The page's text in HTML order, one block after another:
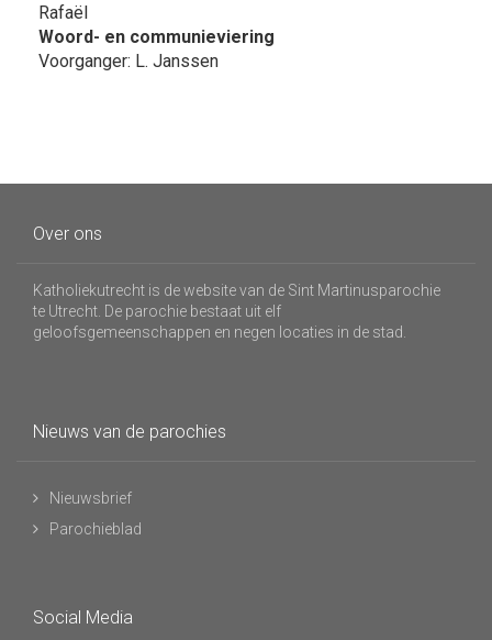
Rafaël
Woord- en communieviering
Voorganger: L. Janssen
Over ons
Katholiekutrecht is de website van de Sint Martinusparochie
te Utrecht. De parochie bestaat uit elf
geloofsgemeenschappen en negen locaties in de stad.
Nieuws van de parochies
Nieuwsbrief
Parochieblad
Social Media